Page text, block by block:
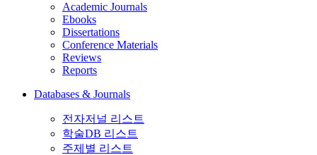
Academic Journals
Ebooks
Dissertations
Conference Materials
Reviews
Reports
Databases & Journals
전자저널 리스트
학술DB 리스트
주제별 리스트